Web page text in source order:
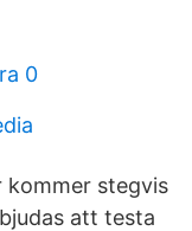
0
kommer stegvis
att testa